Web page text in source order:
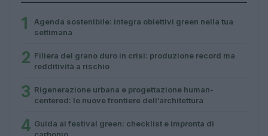
1
Agenda sostenibile: integra obiettivi green nella tua
settimana
2 Filiera del grano duro in crisi: produzione record ma
redditività a rischio
3 Rigenerazione urbana e progettazione human-
centered: le nuove frontiere dell’architettura
4 Guida ai festival green: checklist e impronta di